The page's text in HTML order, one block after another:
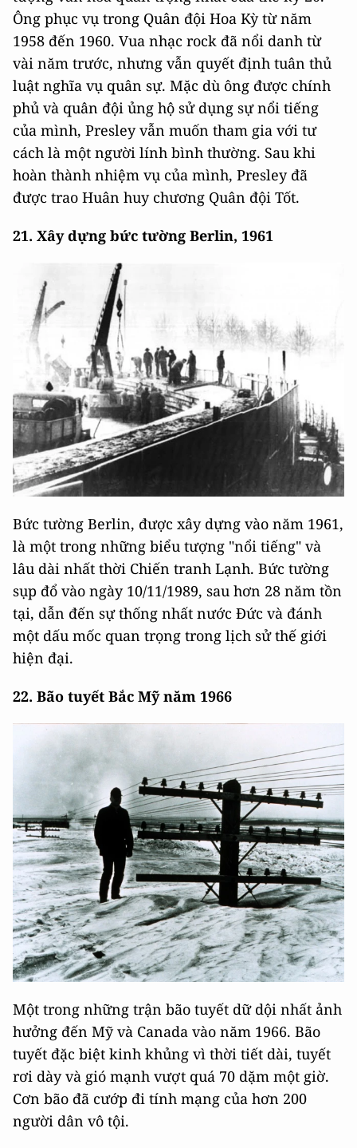
Ông phục vụ trong Quân đội Hoa Kỳ từ năm
1958 đến 1960. Vua nhạc rock đã nổi danh từ
vài năm trước, nhưng vẫn quyết định tuân thủ
luật nghĩa vụ quân sự. Mặc dù ông được chính
phủ và quân đội ủng hộ sử dụng sự nổi tiếng
của mình, Presley vẫn muốn tham gia với tư
cách là một người lính bình thường. Sau khi
hoàn thành nhiệm vụ của mình, Presley đã
được trao Huân huy chương Quân đội Tốt.
21. Xây dựng bức tường Berlin, 1961
Bức tường Berlin, được xây dựng vào năm 1961,
là một trong những biểu tượng "nổi tiếng" và
lâu dài nhất thời Chiến tranh Lạnh. Bức tường
sụp đổ vào ngày 10/11/1989, sau hơn 28 năm tồn
tại, dẫn đến sự thống nhất nước Đức và đánh
một dấu mốc quan trọng trong lịch sử thế giới
hiện đại.
22. Bão tuyết Bắc Mỹ năm 1966
Một trong những trận bão tuyết dữ dội nhất ảnh
hưởng đến Mỹ và Canada vào năm 1966. Bão
tuyết đặc biệt kinh khủng vì thời tiết dài, tuyết
rơi dày và gió mạnh vượt quá 70 dặm một giờ.
Cơn bão đã cướp đi tính mạng của hơn 200
người dân vô tội.